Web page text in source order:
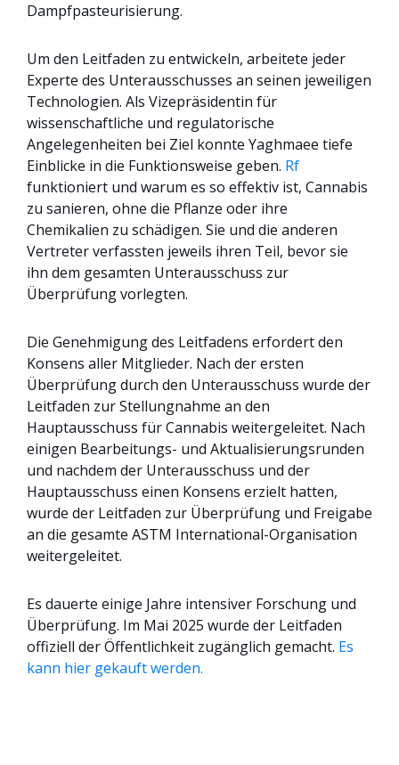
Dampfpasteurisierung.
Um den Leitfaden zu entwickeln, arbeitete jeder
Experte des Unterausschusses an seinen jeweiligen
Technologien. Als Vizepräsidentin für
wissenschaftliche und regulatorische
Angelegenheiten bei Ziel konnte Yaghmaee tiefe
Einblicke in die Funktionsweise geben. Rf
funktioniert und warum es so effektiv ist, Cannabis
zu sanieren, ohne die Pflanze oder ihre
Chemikalien zu schädigen. Sie und die anderen
Vertreter verfassten jeweils ihren Teil, bevor sie
ihn dem gesamten Unterausschuss zur
Überprüfung vorlegten.
Die Genehmigung des Leitfadens erfordert den
Konsens aller Mitglieder. Nach der ersten
Überprüfung durch den Unterausschuss wurde der
Leitfaden zur Stellungnahme an den
Hauptausschuss für Cannabis weitergeleitet. Nach
einigen Bearbeitungs- und Aktualisierungsrunden
und nachdem der Unterausschuss und der
Hauptausschuss einen Konsens erzielt hatten,
wurde der Leitfaden zur Überprüfung und Freigabe
an die gesamte ASTM International-Organisation
weitergeleitet.
Es dauerte einige Jahre intensiver Forschung und
Überprüfung. Im Mai 2025 wurde der Leitfaden
offiziell der Öffentlichkeit zugänglich gemacht. Es
kann hier gekauft werden.